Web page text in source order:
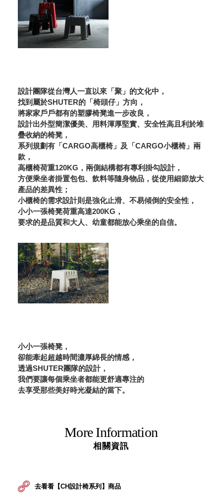
設計團隊從台灣人一直以來「聚」的文化中，
找到屬於SHUTER的「椅頭仔」方向，
將家家戶戶都有的塑膠椅凳進一步改良，
設計出外型簡潔優美、用料渾厚堅實、安全性高且利於堆
疊收納的椅凳，
系列規劃有「CARGO高櫃椅」及「CARGO小櫃椅」兩
款，
高櫃椅荷重120KG，兩側結構都有專利掛勾設計，
方便乘坐者掛置包包、飲料等隨身物品，從使用細節放大
產品的差異性；
小櫃椅的需求設計則是強化止滑、不易傾倒的安全性，
小小一張椅凳荷重高達200KG，
要求的是品質和大人、幼童都能放心乘坐的自信。
小小一張椅凳，
卻能牽起超越時間濃厚綿長的情感，
透過SHUTER團隊的設計，
我們要讓每個乘坐者都能更舒適專注的
去享受那些美好時光凝結的當下。
More Information
相關資訊
去看看【CH設計椅系列】商品